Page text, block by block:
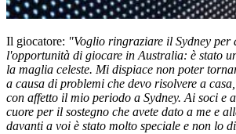
Il giocatore: "Voglio ringraziare il Sydney per
l'opportunità di giocare in Australia: è stato
la maglia celeste. Mi dispiace non poter
a causa di problemi che devo risolvere a
con affetto il mio periodo a Sydney. Ai soci e
cuore per il sostegno che avete dato a me e
davanti a voi è stato molto speciale e non lo